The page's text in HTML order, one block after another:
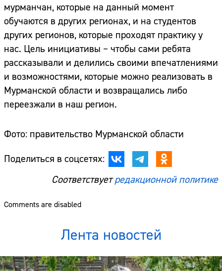
мурманчан, которые на данный момент
обучаются в других регионах, и на студентов
других регионов, которые проходят практику у
нас. Цель инициативы – чтобы сами ребята
рассказывали и делились своими впечатлениями
и возможностями, которые можно реализовать в
Мурманской области и возвращались либо
переезжали в наш регион.
Фото: правительство Мурманской области
Поделиться в соцсетях:
Соответствуетредакционной политике
Comments are disabled
Лента новостей